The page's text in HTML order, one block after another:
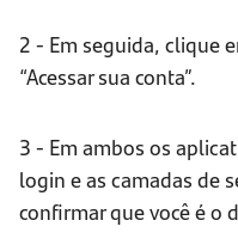
2 - Em seguida, clique
“Acessar sua conta”.
3 - Em ambos os
login e as camadas de
confirmar que você é o